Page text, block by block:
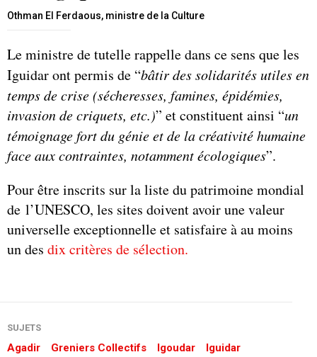
Othman El Ferdaous, ministre de la Culture
Le ministre de tutelle rappelle dans ce sens que les
Iguidar ont permis de “bâtir des solidarités utiles en
temps de crise (sécheresses, famines, épidémies,
invasion de criquets, etc.)” et constituent ainsi “un
témoignage fort du génie et de la créativité humaine
face aux contraintes, notamment écologiques”.
Pour être inscrits sur la liste du patrimoine mondial
de l’UNESCO, les sites doivent avoir une valeur
universelle exceptionnelle et satisfaire à au moins
un des dix critères de sélection.
SUJETS
Agadir Greniers Collectifs Igoudar
Iguidar